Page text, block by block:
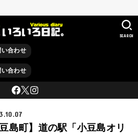
い合わせ
い合わせ
SEARCH
島町】道の駅「小豆島オリ